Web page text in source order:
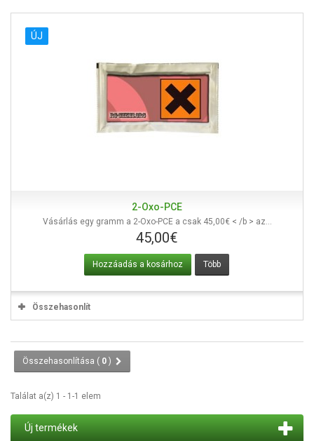
ÚJ
2-Oxo-PCE
Vásárlás egy gramm a 2-Oxo-PCE a csak 45,00€ < /b > az...
45,00€
Hozzáadás a kosárhoz Több
Összehasonlít
Összehasonlítása ( 0 )
Találat a(z) 1 - 1-1 elem
Új termékek